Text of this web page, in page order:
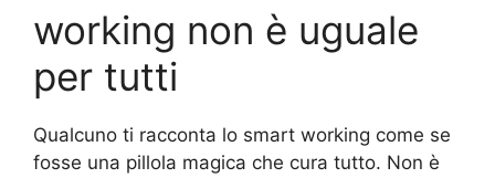
working non è uguale
per tutti
Qualcuno ti racconta lo smart working come se
fosse una pillola magica che cura tutto. Non è